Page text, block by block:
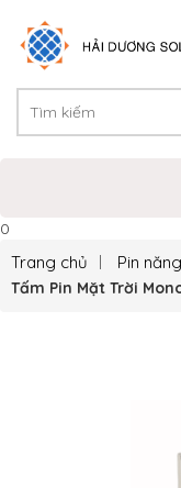
0
Trang chủ Pin
Tấm Pin Mặt Trời